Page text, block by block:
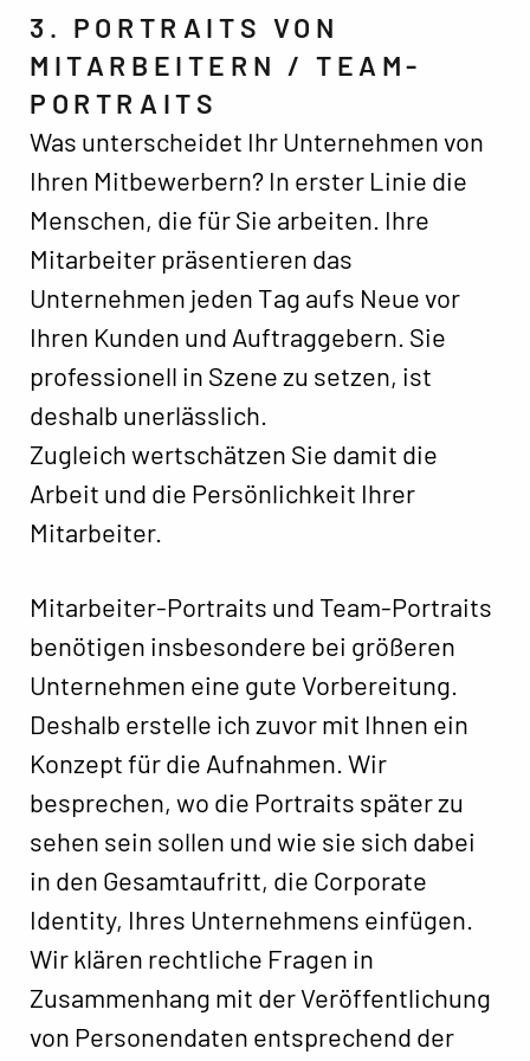
3. PORTRAITS VON
MITARBEITERN / TEAM-
PORTRAITS
Was unterscheidet Ihr Unternehmen von
Ihren Mitbewerbern? In erster Linie die
Menschen, die für Sie arbeiten. Ihre
Mitarbeiter präsentieren das
Unternehmen jeden Tag aufs Neue vor
Ihren Kunden und Auftraggebern. Sie
professionell in Szene zu setzen, ist
deshalb unerlässlich.
Zugleich wertschätzen Sie damit die
Arbeit und die Persönlichkeit Ihrer
Mitarbeiter.
Mitarbeiter-Portraits und Team-Portraits
benötigen insbesondere bei größeren
Unternehmen eine gute Vorbereitung.
Deshalb erstelle ich zuvor mit Ihnen ein
Konzept für die Aufnahmen. Wir
besprechen, wo die Portraits später zu
sehen sein sollen und wie sie sich dabei
in den Gesamtaufritt, die Corporate
Identity, Ihres Unternehmens einfügen.
Wir klären rechtliche Fragen in
Zusammenhang mit der Veröffentlichung
von Personendaten entsprechend der